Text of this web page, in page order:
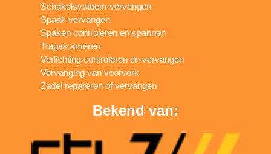
Schakelsysteem vervangen
Spaak vervangen
Spaken controleren en spannen
Trapas smeren
Verlichting controleren en vervangen
Vervanging van voorvork
Zadel repareren of vervangen
Bekend van: